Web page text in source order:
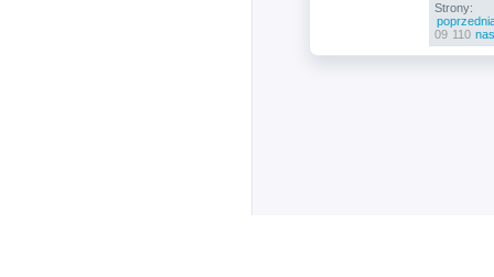
Strony:
09 110